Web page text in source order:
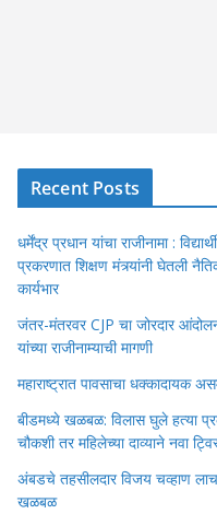
Recent Posts
धर्मेंद्र प्रधान यांचा राजीनामा :
प्रकरणात शिक्षण मंत्र्यांनी घेतली
कार्यभार
जंतर-मंतरवर CJP चा जोरदार
यांच्या राजीनाम्याची मागणी
महाराष्ट्रात पावसाचा धक्कादायक
बीडमध्ये खळबळ: विलास घुले हत्या
चौकशी तर महिलेच्या दाव्याने नवा
अंबडचे तहसीलदार विजय चव्हाण
खळबळ